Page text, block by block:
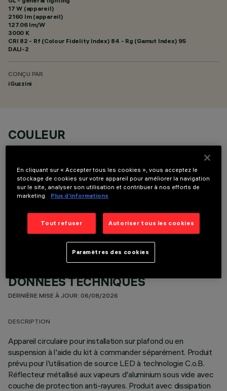
17 W (appareil)
2160 lm (appareil)
127.06 lm/W
3000 K
CRI 82 - Rf (Colour Fidelity Index) 84 - Rg (Gamut Index) 95
DALI-2
CONÇU PAR
iGuzzini
COULEUR
DONNÉES TECHNIQUES
DERNIÈRE MISE À JOUR: 06/08/2026
DESCRIPTION
Appareil circulaire pour installation sur plafond ou en
suspension à l'aide du kit à commander séparément. Produit
prévu pour l'utilisation de source LED à technologie C.o.B.
Réflecteur métallisé aux vapeurs d'aluminium sous vide avec
couche de protection anti-rayures. Produit avec dissipation
En cliquant sur « Accepter tous les cookies », vous acceptez le
stockage de cookies sur votre appareil pour améliorer la navigation
sur le site, analyser son utilisation et contribuer à nos efforts de
marketing.
Plus d’informations
Tout refuser Autoriser tous les cookies
Paramètres des cookies